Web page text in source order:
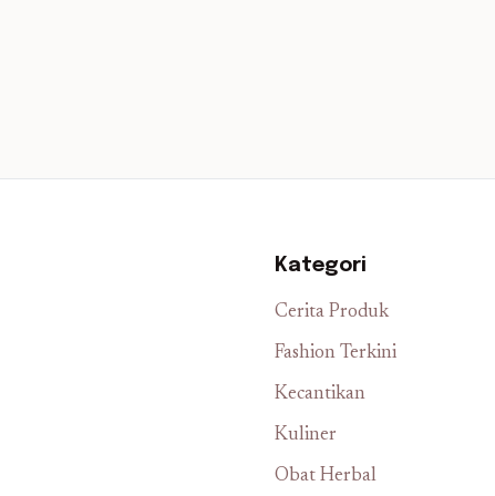
Kategori
Cerita Produk
Fashion Terkini
Kecantikan
Kuliner
Obat Herbal